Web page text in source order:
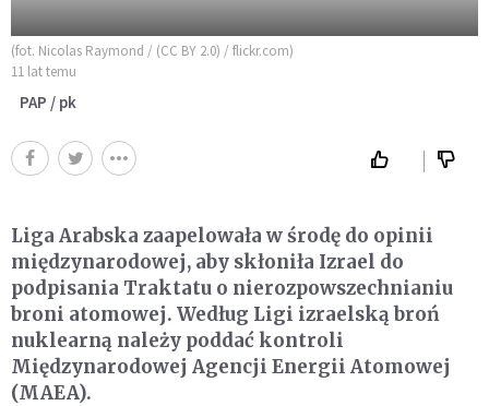
(fot. Nicolas Raymond / (CC BY 2.0) / flickr.com)
11 lat temu
PAP / pk
Liga Arabska zaapelowała w środę do opinii
międzynarodowej, aby skłoniła Izrael do
podpisania Traktatu o nierozpowszechnianiu
broni atomowej. Według Ligi izraelską broń
nuklearną należy poddać kontroli
Międzynarodowej Agencji Energii Atomowej
(MAEA).